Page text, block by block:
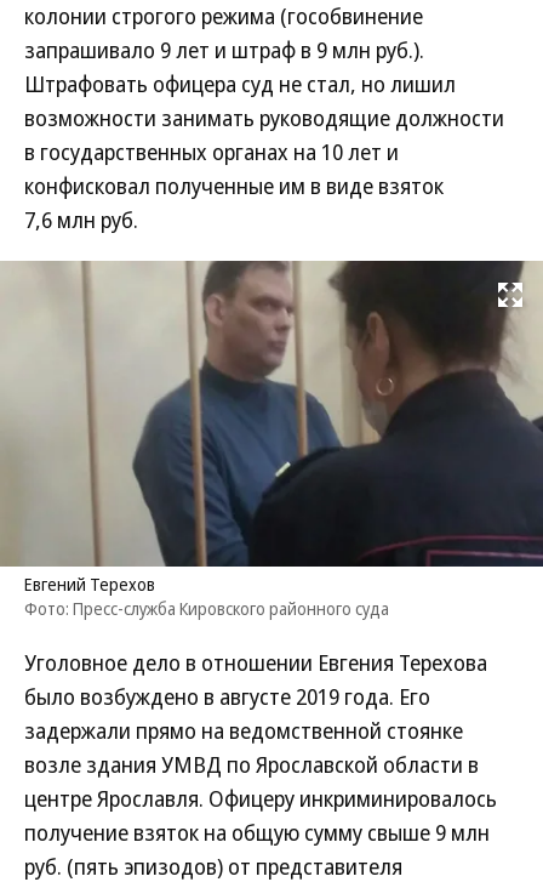
колонии строгого режима (гособвинение
запрашивало 9 лет и штраф в 9 млн руб.).
Штрафовать офицера суд не стал, но лишил
возможности занимать руководящие должности
в государственных органах на 10 лет и
конфисковал полученные им в виде взяток
7,6 млн руб.
Развернуть
Евгений Терехов
Фото: Пресс-служба Кировского районного суда
Уголовное дело в отношении Евгения Терехова
было возбуждено в августе 2019 года. Его
задержали прямо на ведомственной стоянке
возле здания УМВД по Ярославской области в
центре Ярославля. Офицеру инкриминировалось
получение взяток на общую сумму свыше 9 млн
руб. (пять эпизодов) от представителя